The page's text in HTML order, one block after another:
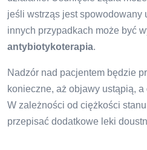
jeśli wstrząs jest spowodowany
innych przypadkach może być
antybiotykoterapia.
Nadzór nad pacjentem będzie
konieczne, aż objawy ustąpią,
W zależności od ciężkości
przepisać dodatkowe leki